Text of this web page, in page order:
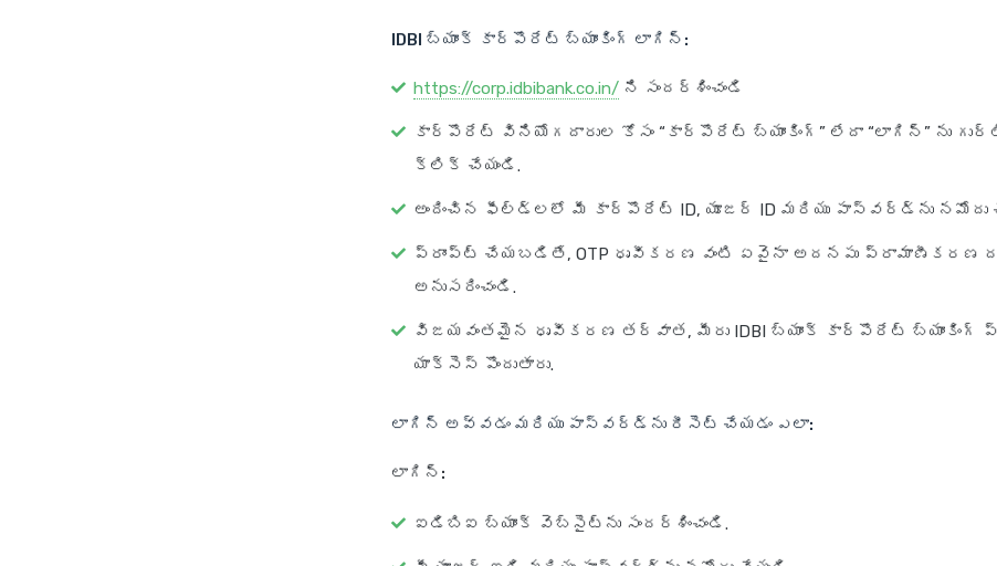
IDBI బ్యాంక్ కార్పొరేట్ బ్యాంకింగ్ లాగిన్:
https://corp.idbibank.co.in/ ని సందర్శించండి
కార్పొరేట్ వినియోగదారుల కోసం “కార్పొరేట్ బ్యాంకింగ్” లేదా “లాగిన్” ను
క్లిక్ చేయండి.
అందించిన ఫీల్డ్‌లలో మీ కార్పొరేట్ ID, యూజర్ ID మరియు పాస్‌వర్డ్‌ను నమోదు
ప్రాంప్ట్ చేయబడితే, OTP ధృవీకరణ వంటి ఏవైనా అదనపు ప్రామాణీకరణ
అనుసరించండి.
విజయవంతమైన ధృవీకరణ తర్వాత, మీరు IDBI బ్యాంక్ కార్పొరేట్ బ్యాంకింగ్
యాక్సెస్ పొందుతారు.
లాగిన్ అవ్వడం మరియు పాస్‌వర్డ్‌ను రీసెట్ చేయడం ఎలా:
లాగిన్:
ఐడిబిఐ బ్యాంక్ వెబ్‌సైట్‌ను సందర్శించండి.